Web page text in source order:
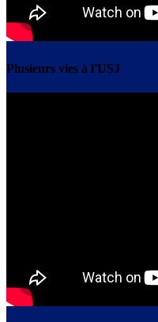
Plusieurs vies à l'USJ